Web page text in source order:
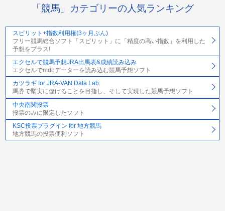
「競馬」カテゴリーの人気ランキング
スピリット+指数利用権(3ヶ月ぶん)
フリー競馬総合ソフト「スピリット」に「精度の高い指数」を利用した
予想をプラス!
エクセルで競馬予想JRA出馬表&成績読み込み
エクセルでmdbデーターを読み込む競馬予想ソフト
カツラギ for JRA-VAN Data Lab.
馬券で堅実に儲けることを目指し、そして実現した競馬予想ソフト
中央南関投票
投票のみに限定したソフト
KSC投票プラグイン for 地方競馬
地方競馬の投票便利ソフト